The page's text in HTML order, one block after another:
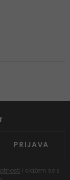
PRIJAVA
i slažem se s